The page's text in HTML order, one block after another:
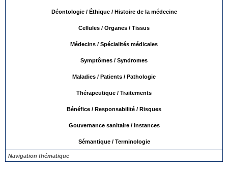
Déontologie / Éthique / Histoire de la médecine
Cellules / Organes / Tissus
Médecins / Spécialités médicales
Symptômes / Syndromes
Maladies / Patients / Pathologie
Thérapeutique / Traitements
Bénéfice / Responsabilité / Risques
Gouvernance sanitaire / Instances
Sémantique / Terminologie
Navigation thématique